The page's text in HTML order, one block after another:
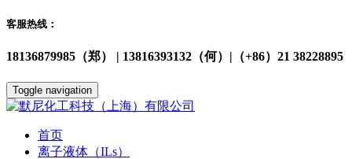
客服热线：
18136879985（郑） | 13816393132（何）|（+86）21 38228895
Toggle navigation
首页
离子液体（ILs）